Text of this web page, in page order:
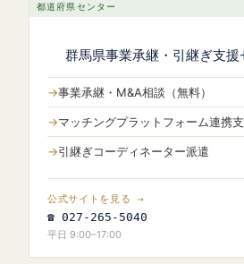
都道府県センター
群馬県事業承継・引継ぎ支援
事業承継・M&A相談（無料）
マッチングプラットフォーム連携
引継ぎコーディネーター派遣
公式サイトを見る →
☎ 027-265-5040
平日 9:00–17:00